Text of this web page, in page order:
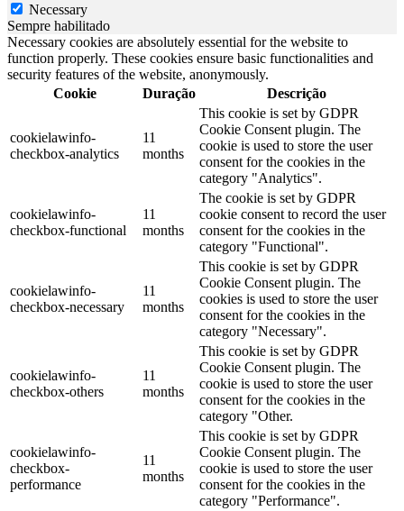
Necessary
Sempre habilitado
Necessary cookies are absolutely essential for the website to
function properly. These cookies ensure basic functionalities and
security features of the website, anonymously.
Cookie
Duração Descrição
cookielawinfo-
checkbox-analytics
11
months
This cookie is set by GDPR
Cookie Consent plugin. The
cookie is used to store the user
consent for the cookies in the
category "Analytics".
cookielawinfo-
checkbox-functional
11
months
The cookie is set by GDPR
cookie consent to record the user
consent for the cookies in the
category "Functional".
cookielawinfo-
checkbox-necessary
11
months
This cookie is set by GDPR
Cookie Consent plugin. The
cookies is used to store the user
consent for the cookies in the
category "Necessary".
cookielawinfo-
checkbox-others
11
months
This cookie is set by GDPR
Cookie Consent plugin. The
cookie is used to store the user
consent for the cookies in the
category "Other.
cookielawinfo-
checkbox-
performance
11
months
This cookie is set by GDPR
Cookie Consent plugin. The
cookie is used to store the user
consent for the cookies in the
category "Performance".